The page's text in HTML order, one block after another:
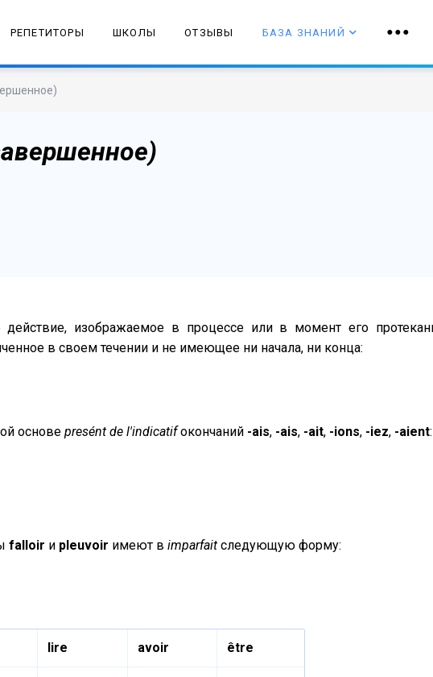
РЕПЕТИТОРЫ ШКОЛЫ ОТЗЫВЫ БАЗА ЗНАНИЙ
изображаемое в процессе или в момент его
в своем течении и не имеющее ни начала, ни конца:
основе presént de l'indicatifокончаний -ais, -ais, -ait, -ions, -iez, -aient:
falloir и pleuvoir имеют в imparfait следующую форму:
lire avoir être